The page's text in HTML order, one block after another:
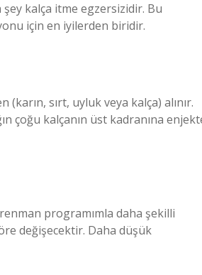
kalça itme egzersizidir. Bu
için en iyilerden biridir.
sırt, uyluk veya kalça) alınır.
çoğu kalçanın üst kadranına
programımla daha şekilli
değişecektir. Daha düşük